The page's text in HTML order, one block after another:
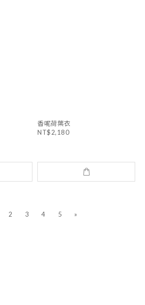
香呢荷葉衣
NT$2,180
2 3 4 5 »